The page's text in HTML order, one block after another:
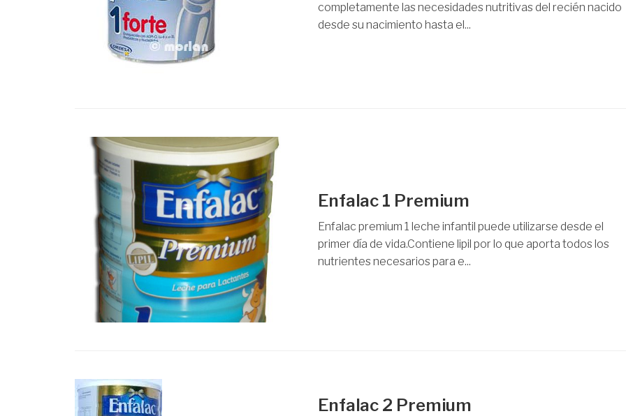
completamente las necesidades nutritivas del recién nacido
desde su nacimiento hasta el...
Enfalac 1 Premium
Enfalac premium 1 leche infantil puede utilizarse desde el
primer día de vida.Contiene lipil por lo que aporta todos los
nutrientes necesarios para e...
Enfalac 2 Premium